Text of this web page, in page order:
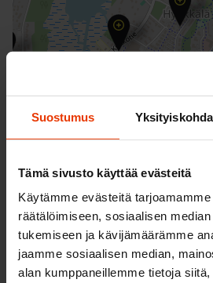
Suostumus
Tämä sivusto käyttää evästeitä
Käytämme evästeitä
räätälöimiseen, sosiaalisen
tukemiseen ja kävijämäärämme
jaamme sosiaalisen median,
alan kumppaneillemme tietoja